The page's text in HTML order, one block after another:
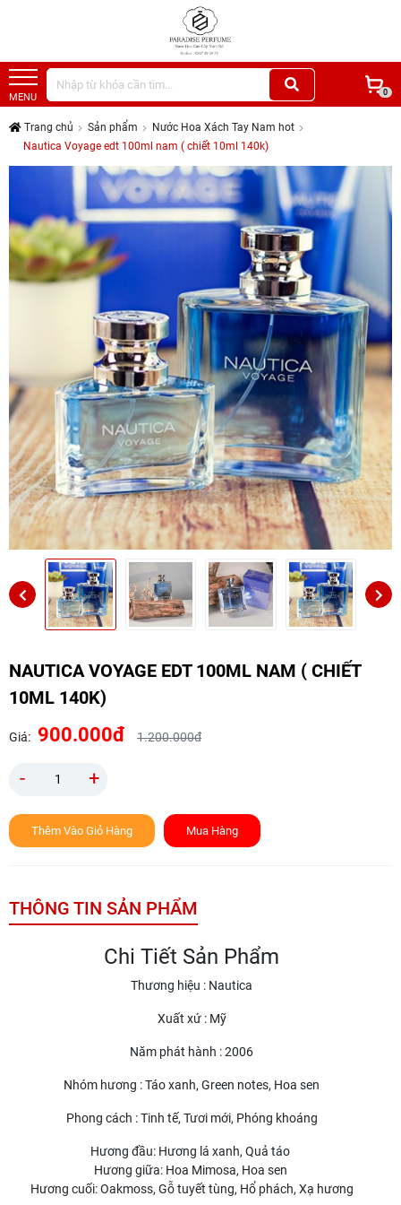
MENU 0
Trang chủ Sản phẩm
Nước Hoa Xách Tay Nam hot
Nautica Voyage edt 100ml nam ( chiết 10ml 140k)
NAUTICA VOYAGE EDT 100ML NAM ( CHIẾT
10ML 140K)
Giá: 900.000đ 1.200.000đ
- +
Thêm Vào Giỏ Hàng Mua Hàng
THÔNG TIN SẢN PHẨM
Chi Tiết Sản Phẩm
Thương hiệu : Nautica
Xuất xứ : Mỹ
Năm phát hành : 2006
Nhóm hương : Táo xanh, Green notes, Hoa sen
Phong cách : Tinh tế, Tươi mới, Phóng khoáng
Hương đầu: Hương lá xanh, Quả táo
Hương giữa: Hoa Mimosa, Hoa sen
Hương cuối: Oakmoss, Gỗ tuyết tùng, Hổ phách, Xạ hương